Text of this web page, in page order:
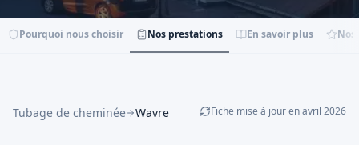
Pourquoi nous choisir Nos prestations En savoir plus
Tubage de cheminée Wavre Fiche mise à jour enavril 2026